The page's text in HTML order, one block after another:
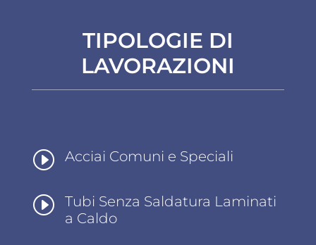
TIPOLOGIE DI
LAVORAZIONI
I Acciai Comuni e Speciali
I
Tubi Senza Saldatura Laminati
a Caldo